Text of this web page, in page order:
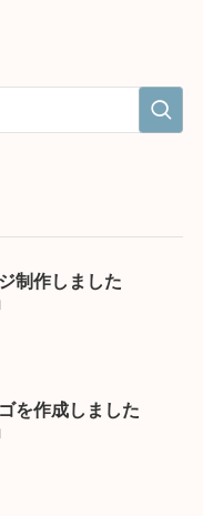
制作しました
を作成しました